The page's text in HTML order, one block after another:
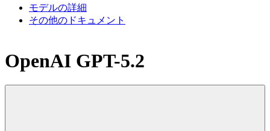
モデルの詳細
その他のドキュメント
OpenAI GPT-5.2